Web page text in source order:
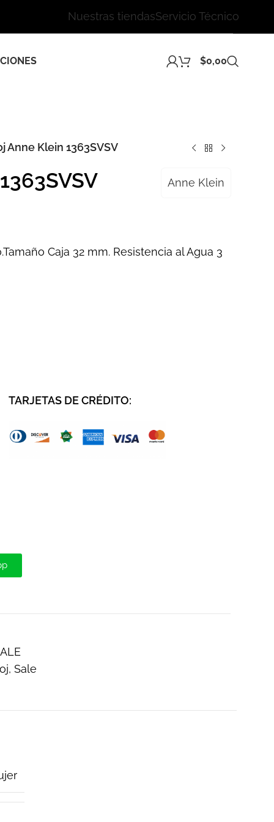
Nuestras tiendasServicio Técnico
$0,00
Anne Klein 1363SVSV
Anne Klein
Caja 32 mm. Resistencia al Agua 3
TARJETAS DE CRÉDITO:
, Sale